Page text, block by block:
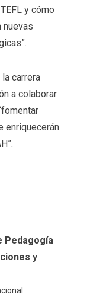
y cómo
carrera
a colaborar
enriquecerán
Pedagogía
y